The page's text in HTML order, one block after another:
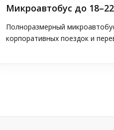
Микроавтобус до
Полноразмерный
корпоративных поездок и